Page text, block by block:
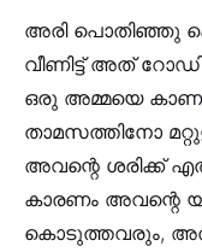
അരി പൊതിഞ്ഞു
വീണിട്ട് അത്
ഒരു അമ്മയെ
താമസത്തിനോ
അവന്റെ ശരിക്ക്
കാരണം അവന്റെ
കൊടുത്തവരും,